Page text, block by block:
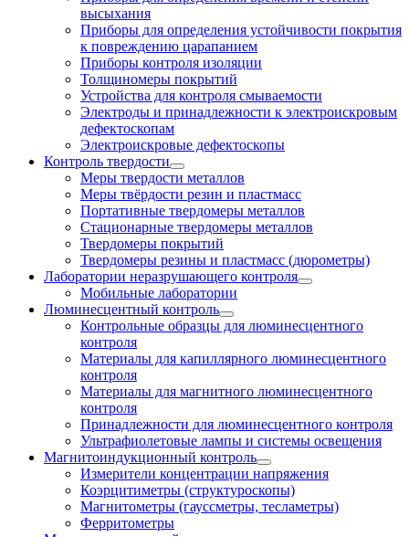
высыхания
Приборы для определения устойчивости покрытия
к повреждению царапанием
Приборы контроля изоляции
Толщиномеры покрытий
Устройства для контроля смываемости
Электроды и принадлежности к электроискровым
дефектоскопам
Электроискровые дефектоскопы
Контроль твердости
Меры твердости металлов
Меры твёрдости резин и пластмасс
Портативные твердомеры металлов
Стационарные твердомеры металлов
Твердомеры покрытий
Твердомеры резины и пластмасс (дюрометры)
Лаборатории неразрушающего контроля
Мобильные лаборатории
Люминесцентный контроль
Контрольные образцы для люминесцентного
контроля
Материалы для капиллярного люминесцентного
контроля
Материалы для магнитного люминесцентного
контроля
Принадлежности для люминесцентного контроля
Ультрафиолетовые лампы и системы освещения
Магнитоиндукционный контроль
Измерители концентрации напряжения
Коэрцитиметры (структуроскопы)
Магнитометры (гауссметры, тесламетры)
Ферритометры